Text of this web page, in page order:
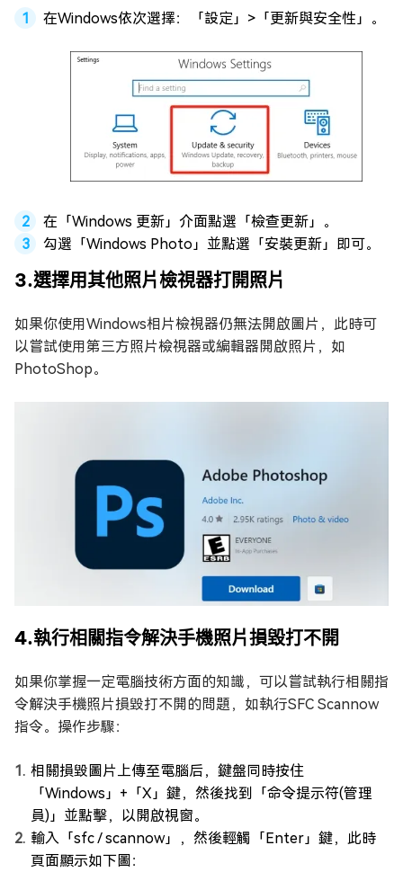
在Windows依次選擇：「設定」>「更新與安全性」。
在「Windows 更新」介面點選「檢查更新」。
勾選「Windows Photo」並點選「安裝更新」即可。
3.選擇用其他照片檢視器打開照片
如果你使用Windows相片檢視器仍無法開啟圖片，此時可
以嘗試使用第三方照片檢視器或編輯器開啟照片，如
PhotoShop。
4.執行相關指令解決手機照片損毀打不開
如果你掌握一定電腦技術方面的知識，可以嘗試執行相關指
令解決手機照片損毀打不開的問題，如執行SFC Scannow
指令。操作步驟：
相關損毀圖片上傳至電腦后，鍵盤同時按住
「Windows」+「X」鍵，然後找到「命令提示符(管理
員)」並點擊，以開啟視窗。
輸入「sfc / scannow」，然後輕觸「Enter」鍵，此時
頁面顯示如下圖：